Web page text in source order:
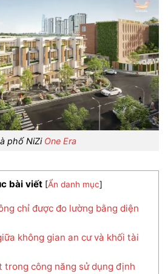
phố NiZi One Era
bài viết [Ẩn danh mục]
chỉ được đo lường bằng diện
không gian an cư và khối tài
trong công năng sử dụng định